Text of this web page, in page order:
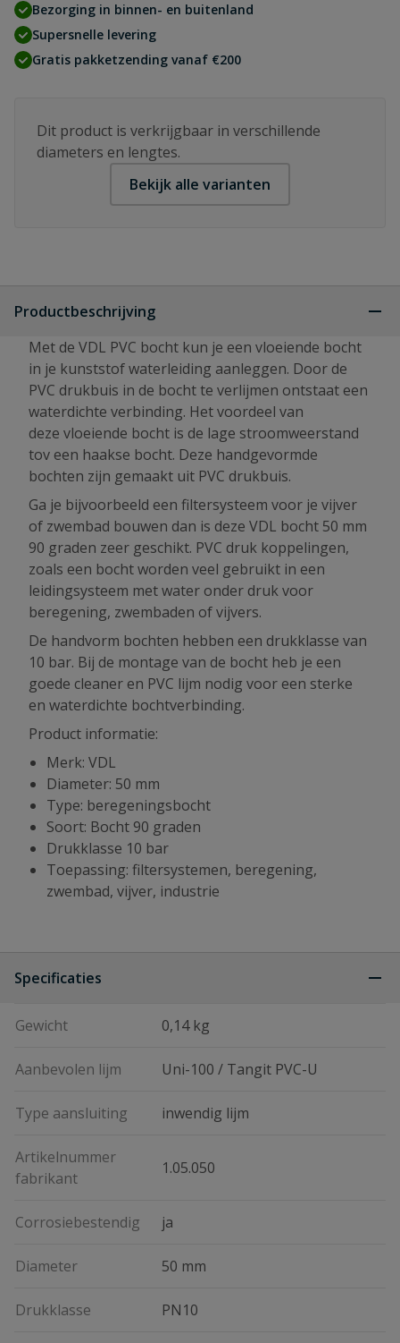
Bezorging in binnen- en buitenland
Supersnelle levering
Gratis pakketzending vanaf €200
Dit product is verkrijgbaar in verschillende
diameters en lengtes.
Bekijk alle varianten
Productbeschrijving
Met de VDL PVC bocht kun je een vloeiende bocht
in je kunststof waterleiding aanleggen. Door de
PVC drukbuis in de bocht te verlijmen ontstaat een
waterdichte verbinding. Het voordeel van
deze vloeiende bocht is de lage stroomweerstand
tov een haakse bocht. Deze handgevormde
bochten zijn gemaakt uit PVC drukbuis.
Ga je bijvoorbeeld een filtersysteem voor je vijver
of zwembad bouwen dan is deze VDL bocht 50 mm
90 graden zeer geschikt. PVC druk koppelingen,
zoals een bocht worden veel gebruikt in een
leidingsysteem met water onder druk voor
beregening, zwembaden of vijvers.
De handvorm bochten hebben een drukklasse van
10 bar. Bij de montage van de bocht heb je een
goede cleaner en PVC lijm nodig voor een sterke
en waterdichte bochtverbinding.
Product informatie:
Merk: VDL
Diameter: 50 mm
Type: beregeningsbocht
Soort: Bocht 90 graden
Drukklasse 10 bar
Toepassing: filtersystemen, beregening,
zwembad, vijver, industrie
Specificaties
Gewicht 0,14 kg
Aanbevolen lijm Uni-100 / Tangit PVC-U
Type aansluiting inwendig lijm
Artikelnummer
fabrikant
1.05.050
Corrosiebestendig ja
Diameter 50 mm
Drukklasse PN10